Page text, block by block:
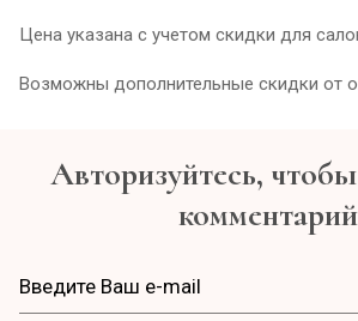
Цена указана с учетом скидки для
Возможны дополнительные скидки от
Авторизуйтесь,
комментарий